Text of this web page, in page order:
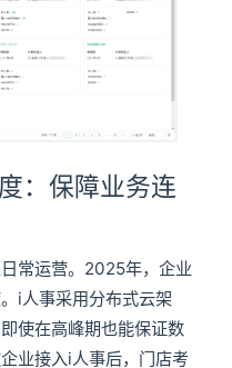
：保障业务连
常运营。2025年，企业
i人事采用分布式云架
使在高峰期也能保证数
业接入i人事后，门店考